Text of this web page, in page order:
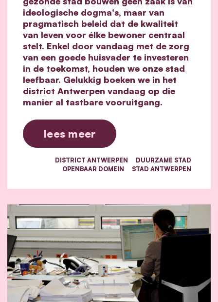
ideologische dogma's, maar van
pragmatisch beleid dat de kwaliteit
van leven voor élke bewoner centraal
stelt. Enkel door vandaag met de zorg
van een goede huisvader te investeren
in de toekomst, houden we onze stad
leefbaar. Gelukkig boeken we in het
district Antwerpen vandaag op die
manier al tastbare vooruitgang.
lees meer
DISTRICT ANTWERPEN
DUURZAME STAD
OPENBAAR DOMEIN
STAD ANTWERPEN